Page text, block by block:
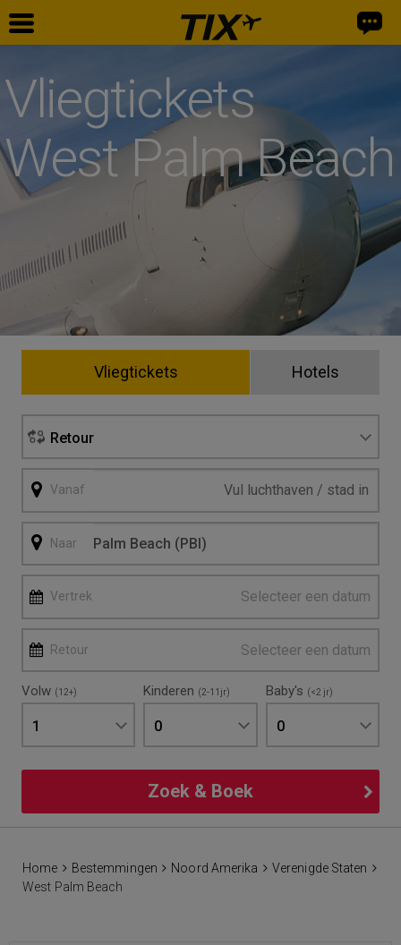
Vliegtickets
West Palm Beach
Vliegtickets Hotels
Retour
Vanaf
Naar
Vertrek Selecteer een datum
Retour Selecteer een datum
Volw (12+)
1
Kinderen (2-11jr)
0
Baby's (<2 jr)
0
Zoek & Boek
Home Bestemmingen Noord Amerika
Verenigde Staten
West Palm Beach